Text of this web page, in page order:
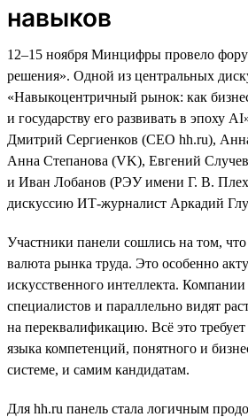
навыков
12–15 ноября Минцифры провело
решения». Одной из центральных
«Навыкоцентричный рынок: как
и государству его развивать в эпоху
Дмитрий Сергиенков (CEO hh.ru),
Анна Степанова (VK), Евгений
и Иван Лобанов (РЭУ имени Г. В.
дискуссию ИТ-журналист Аркадий
Участники панели сошлись на том,
валюта рынка труда. Это особенно
искусственного интеллекта.
специалистов и параллельно видят
на переквалификацию. Всё это
языка компетенций, понятного и
системе, и самим кандидатам.
Для hh.ru панель стала логичным